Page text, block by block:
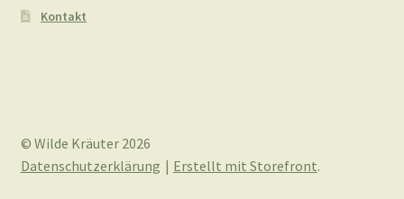
Kontakt
© Wilde Kräuter 2026
Datenschutzerklärung
Erstellt mit Storefront.